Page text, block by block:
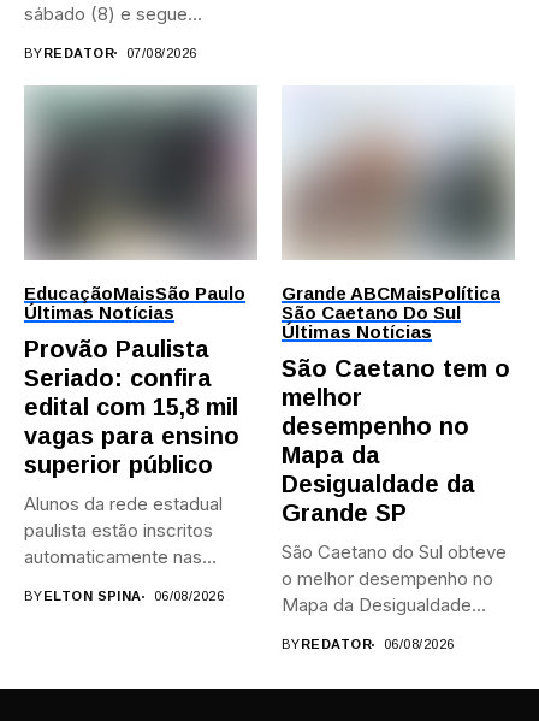
sábado (8) e segue
BYREDATOR 07/08/2026
EducaçãoMaisSão Paulo
Últimas Notícias
Provão Paulista
Seriado: confira
edital com 15,8 mil
vagas para ensino
superior público
Alunos da rede estadual
paulista estão inscritos
automaticamente nas
BYELTON SPINA 06/08/2026
Grande ABCMaisPolítica
São Caetano Do Sul
Últimas Notícias
São Caetano tem o
melhor
desempenho no
Mapa da
Desigualdade da
Grande SP
São Caetano do Sul obteve
o melhor desempenho no
Mapa da Desigualdade...
BYREDATOR 06/08/2026